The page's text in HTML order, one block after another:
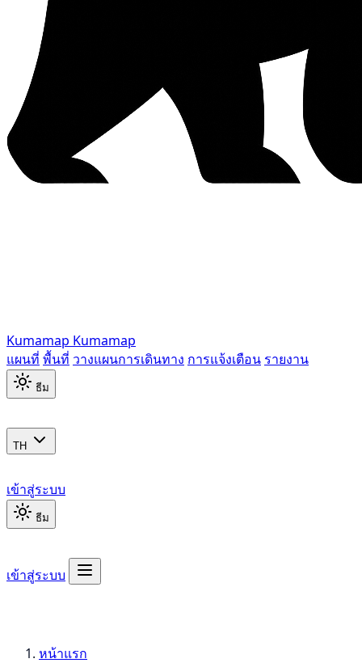
Kumamap Kumamap
แผนที่ พื้นที่ วางแผนการเดินทาง การแจ้งเตือน รายงาน
ธีม
TH
เข้าสู่ระบบ
ธีม
เข้าสู่ระบบ
หน้าแรก